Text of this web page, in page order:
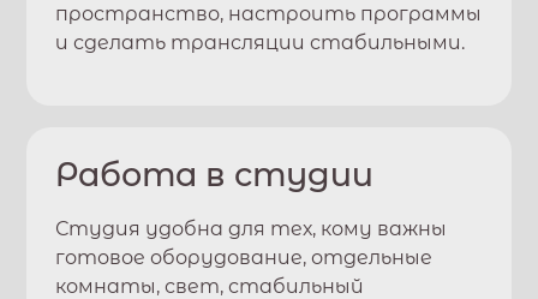
пространство, настроить программы
и сделать трансляции стабильными.
Работа в студии
Студия удобна для тех, кому важны
готовое оборудование, отдельные
комнаты, свет, стабильный